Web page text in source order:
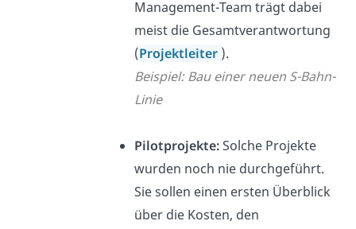
Management-Team trägt dabei
meist die Gesamtverantwortung
(Projektleiter ).
Beispiel: Bau einer neuen S-Bahn-
Linie
Pilotprojekte:Solche Projekte
wurden noch nie durchgeführt.
Sie sollen einen ersten Überblick
über die Kosten, den